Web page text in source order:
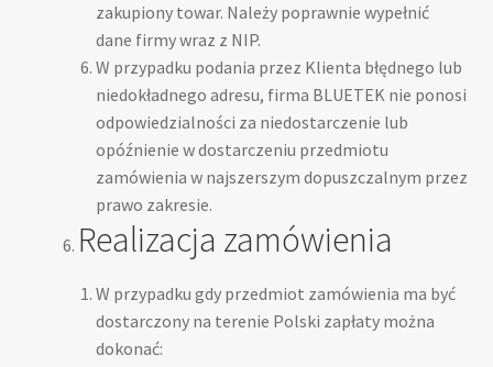
zakupiony towar. Należy poprawnie wypełnić
dane firmy wraz z NIP.
W przypadku podania przez Klienta błędnego lub
niedokładnego adresu, firma BLUETEK nie ponosi
odpowiedzialności za niedostarczenie lub
opóźnienie w dostarczeniu przedmiotu
zamówienia w najszerszym dopuszczalnym przez
prawo zakresie.
Realizacja zamówienia
W przypadku gdy przedmiot zamówienia ma być
dostarczony na terenie Polski zapłaty można
dokonać: